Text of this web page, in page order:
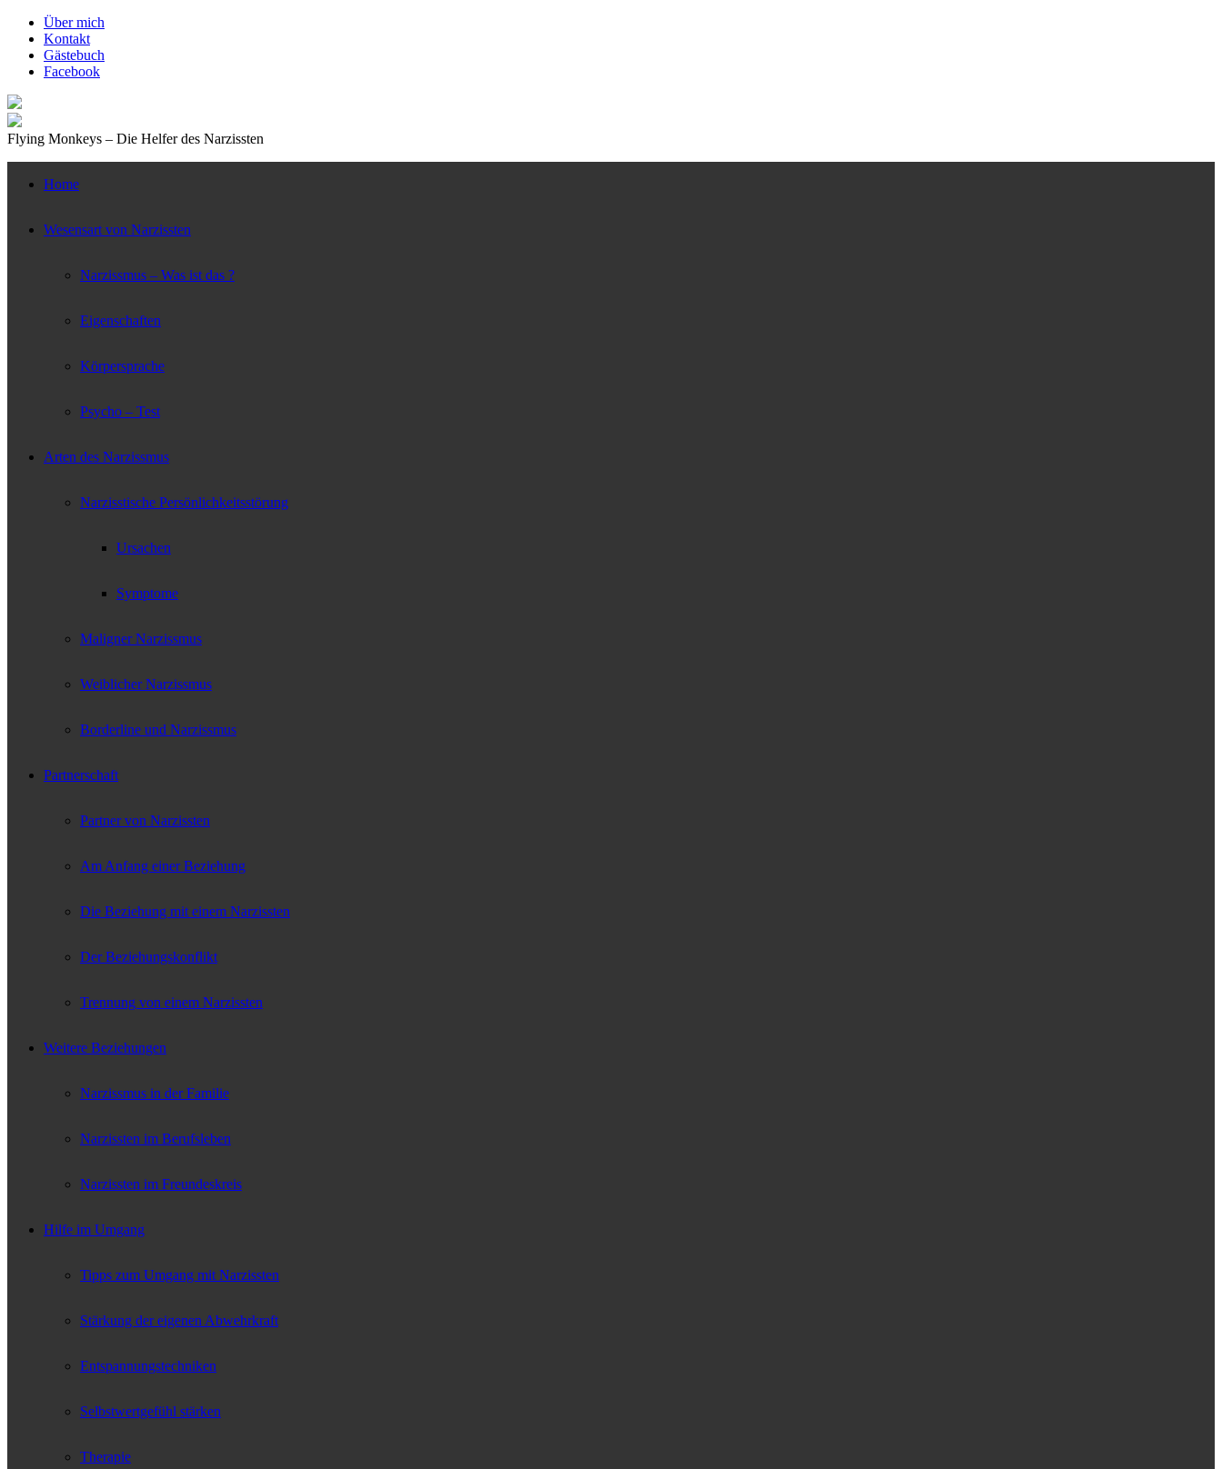
Zum
zentralen
Inhalt
Über mich
Kontakt
Gästebuch
Facebook
Flying Monkeys – Die Helfer des Narzissten
Home
Wesensart von Narzissten
Narzissmus – Was ist das ?
Eigenschaften
Körpersprache
Psycho – Test
Arten des Narzissmus
Narzisstische Persönlichkeitsstörung
Ursachen
Symptome
Maligner Narzissmus
Weiblicher Narzissmus
Borderline und Narzissmus
Partnerschaft
Partner von Narzissten
Am Anfang einer Beziehung
Die Beziehung mit einem Narzissten
Der Beziehungskonflikt
Trennung von einem Narzissten
Weitere Beziehungen
Narzissmus in der Familie
Narzissten im Berufsleben
Narzissten im Freundeskreis
Hilfe im Umgang
Tipps zum Umgang mit Narzissten
Stärkung der eigenen Abwehrkraft
Entspannungstechniken
Selbstwertgefühl stärken
Therapie